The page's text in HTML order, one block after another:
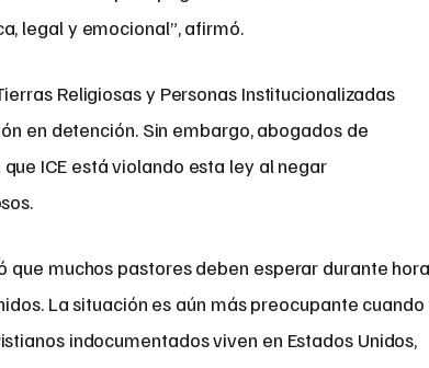
legal y emocional”, afirmó.
Religiosas y Personas Institucionalizadas
en detención. Sin embargo, abogados de
ICE está violando esta ley al negar
que muchos pastores deben esperar durante
La situación es aún más preocupante cuando
indocumentados viven en Estados Unidos,